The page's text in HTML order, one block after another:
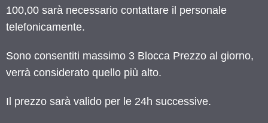
100,00 sarà necessario contattare il personale
telefonicamente.
Sono consentiti massimo 3 Blocca Prezzo al giorno,
verrà considerato quello più alto.
Il prezzo sarà valido per le 24h successive.